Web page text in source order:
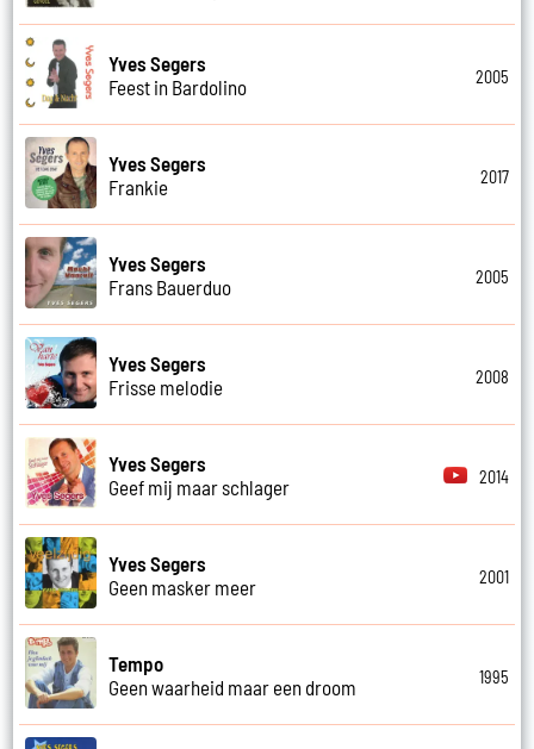
Yves Segers
Feest in Bardolino
2005
Yves Segers
Frankie
2017
Yves Segers
Frans Bauerduo
2005
Yves Segers
Frisse melodie
2008
Yves Segers
Geef mij maar schlager
2014
Yves Segers
Geen masker meer
2001
Tempo
Geen waarheid maar een droom
1995